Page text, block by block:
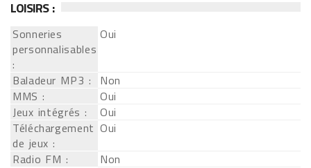
LOISIRS :
Sonneries
personnalisables
:
Oui
Baladeur MP3 :
Non
MMS :
Oui
Jeux intégrés :
Oui
Téléchargement
de jeux :
Oui
Radio FM :
Non